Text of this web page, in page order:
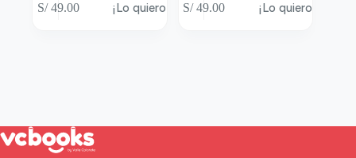
S/49.00 ¡Lo quiero! S/49.00 ¡Lo quiero!